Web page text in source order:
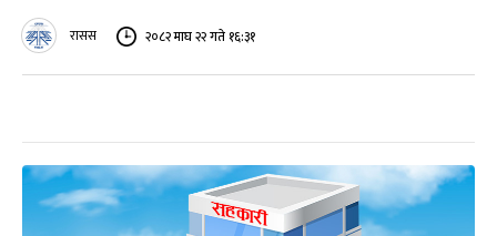
रासस २०८२ माघ २२ गते १६:३१